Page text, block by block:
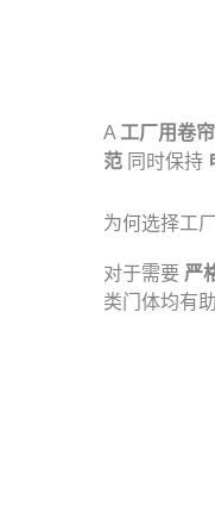
A 工厂用卷帘
范 同时保持
为何选择工
对于需要 严
类门体均有